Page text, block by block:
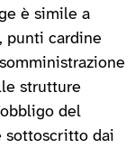
è simile a
punti cardine
strutture
del
sottoscritto dai